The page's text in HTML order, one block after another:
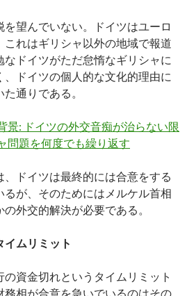
を望んでいない。ドイツはユーロ
れはギリシャ以外の地域で報道
なドイツがただ怠惰なギリシャに
ドイツの個人的な文化的理由に
通りである。
景: ドイツの外交音痴が治らない限
問題を何度でも繰り返す
、ドイツは最終的には合意をする
が、そのためにはメルケル首相
外交的解決が必要である。
ムリミット
資金切れというタイムリミット
務相が合意を急いでいるのはその